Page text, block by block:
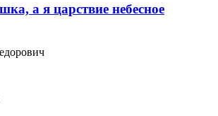
а я царствие небесное